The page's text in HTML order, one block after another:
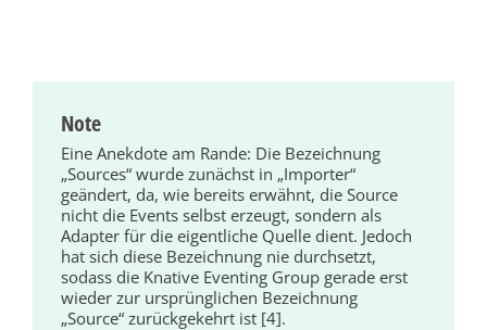
Note
Eine Anekdote am Rande: Die Bezeichnung
„Sources“ wurde zunächst in „Importer“
geändert, da, wie bereits erwähnt, die Source
nicht die Events selbst erzeugt, sondern als
Adap­ter für die eigentliche Quelle dient. Jedoch
hat sich diese Bezeichnung nie durchsetzt,
sodass die Knative Eventing Group gerade erst
wieder zur ursprünglichen Bezeichnung
„Source“­ zurückgekehrt ist [4].